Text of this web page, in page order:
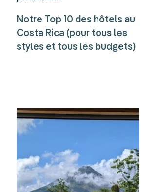
Notre Top 10 des hôtels au
Costa Rica (pour tous les
styles et tous les budgets)